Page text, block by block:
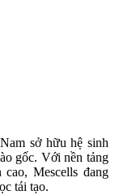
sở hữu hệ sinh
gốc. Với nền tảng
Mescells đang
tái tạo.